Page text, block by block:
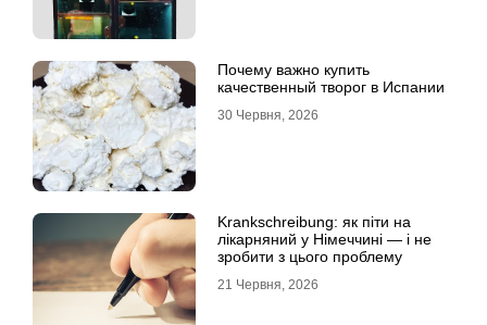
Почему важно купить
качественный творог в Испании
30 Червня, 2026
Krankschreibung: як піти на
лікарняний у Німеччині — і не
зробити з цього проблему
21 Червня, 2026